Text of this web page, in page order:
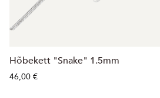
Hõbekett "Snake" 1.5mm
46,00 €